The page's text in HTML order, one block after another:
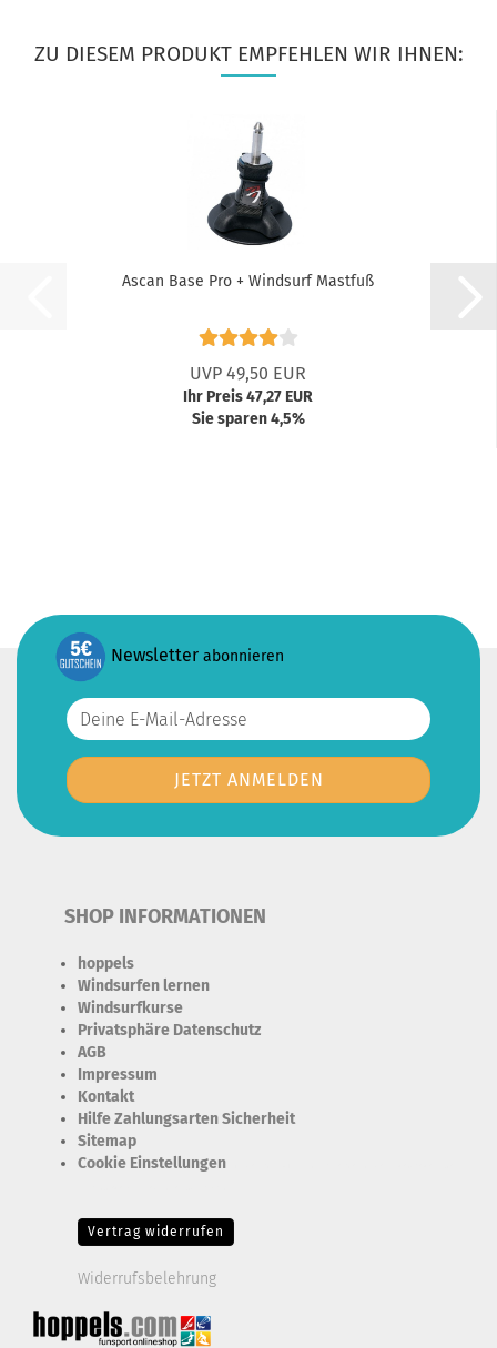
ZU DIESEM PRODUKT EMPFEHLEN WIR IHNEN:
Ascan Base Pro + Windsurf Mastfuß
UVP 49,50 EUR
Ihr Preis 47,27 EUR
Sie sparen 4,5%
Newsletter abonnieren
SHOP INFORMATIONEN
hoppels
Windsurfen lernen
Windsurfkurse
Privatsphäre Datenschutz
AGB
Impressum
Kontakt
Hilfe Zahlungsarten Sicherheit
Sitemap
Cookie Einstellungen
Vertrag widerrufen
Widerrufsbelehrung